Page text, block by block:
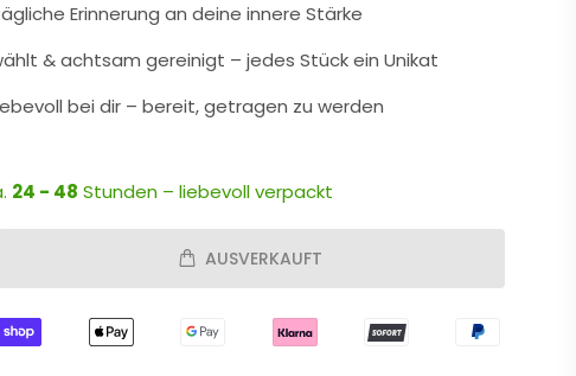
Erinnerung an deine innere Stärke
& achtsam gereinigt – jedes Stück ein Unikat
bei dir – bereit, getragen zu werden
24 - 48 Stunden – liebevoll verpackt
AUSVERKAUFT